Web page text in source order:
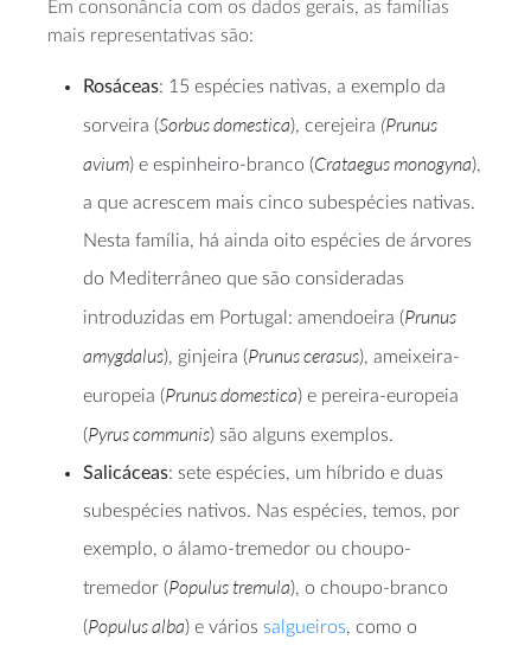
Em consonância com os dados gerais, as famílias
mais representativas são:
Rosáceas: 15 espécies nativas, a exemplo da
sorveira (Sorbus domestica), cerejeira (Prunus
avium) e espinheiro-branco (Crataegus monogyna),
a que acrescem mais cinco subespécies nativas.
Nesta família, há ainda oito espécies de árvores
do Mediterrâneo que são consideradas
introduzidas em Portugal: amendoeira (Prunus
amygdalus), ginjeira (Prunus cerasus), ameixeira-
europeia (Prunus domestica) e pereira-europeia
(Pyrus communis) são alguns exemplos.
Salicáceas: sete espécies, um híbrido e duas
subespécies nativos. Nas espécies, temos, por
exemplo, o álamo-tremedor ou choupo-
tremedor (Populus tremula), o choupo-branco
(Populus alba) e vários salgueiros, como o